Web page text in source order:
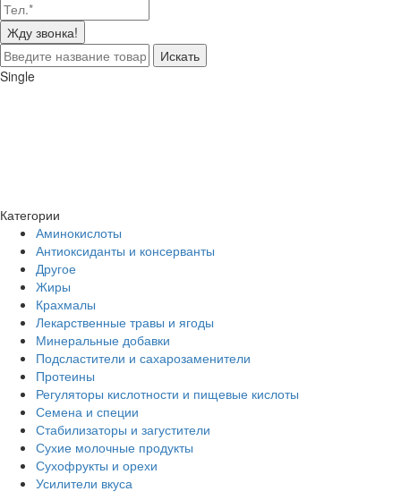
Жду звонка!
Искать
Single
Категории
Аминокислоты
Антиоксиданты и консерванты
Другое
Жиры
Крахмалы
Лекарственные травы и ягоды
Минеральные добавки
Подсластители и сахарозаменители
Протеины
Регуляторы кислотности и пищевые кислоты
Семена и специи
Стабилизаторы и загустители
Сухие молочные продукты
Сухофрукты и орехи
Усилители вкуса